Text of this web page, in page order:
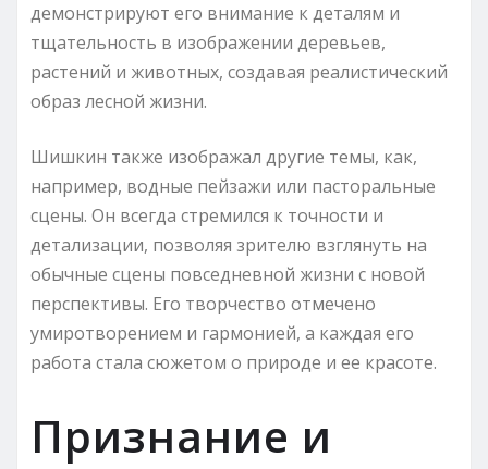
демонстрируют его внимание к деталям и
тщательность в изображении деревьев,
растений и животных, создавая реалистический
образ лесной жизни.
Шишкин также изображал другие темы, как,
например, водные пейзажи или пасторальные
сцены. Он всегда стремился к точности и
детализации, позволяя зрителю взглянуть на
обычные сцены повседневной жизни с новой
перспективы. Его творчество отмечено
умиротворением и гармонией, а каждая его
работа стала сюжетом о природе и ее красоте.
Признание и